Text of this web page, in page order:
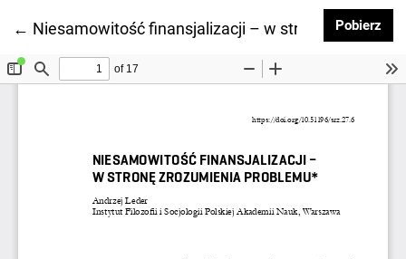
← Wróć do szczegółów artykułu
Niesamowitość finansjalizacji – w stronę Pobierz